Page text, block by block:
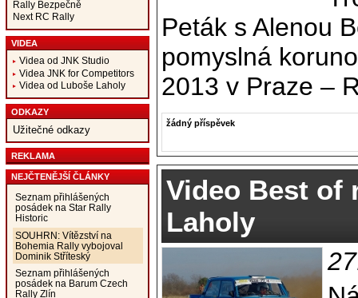
Rally Bezpečně
Next RC Rally
VIDEA
Videa od JNK Studio
Videa JNK for Competitors
Videa od Luboše Laholy
ODKAZY
Užitečné odkazy
REKLAMA
NEJČTENĚJŠÍ ČLÁNKY
Seznam přihlášených
posádek na Star Rally
Historic
SOUHRN: Vítězství na
Bohemia Rally vybojoval
Dominik Stříteský
Seznam přihlášených
posádek na Barum Czech
Rally Zlín
Peták s Alenou
pomyslná
2013 v Praze –
žádný příspěvek
Video Best of
Laholy